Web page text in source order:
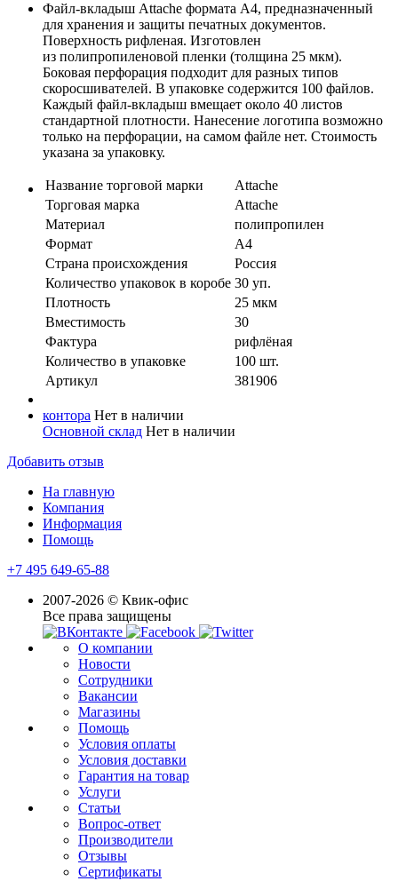
Файл-вкладыш Attache формата А4, предназначенный
для хранения и защиты печатных документов.
Поверхность рифленая. Изготовлен
из полипропиленовой пленки (толщина 25 мкм).
Боковая перфорация подходит для разных типов
скоросшивателей. В упаковке содержится 100 файлов.
Каждый файл-вкладыш вмещает около 40 листов
стандартной плотности. Нанесение логотипа возможно
только на перфорации, на самом файле нет. Стоимость
указана за упаковку.
Название торговой марки
Attache
Торговая марка
Attache
Материал
полипропилен
Формат
A4
Страна происхождения
Россия
Количество упаковок в коробе 30 уп.
Плотность
25 мкм
Вместимость
30
Фактура
рифлёная
Количество в упaковке
100 шт.
Артикул
381906
контора Нет в наличии
Основной склад Нет в наличии
Добавить отзыв
На главную
Компания
Информация
Помощь
+7 495 649-65-88
2007-2026 © Квик-офис
Все права защищены
О компании
Новости
Сотрудники
Вакансии
Магазины
Помощь
Условия оплаты
Условия доставки
Гарантия на товар
Услуги
Статьи
Вопрос-ответ
Производители
Отзывы
Сертификаты